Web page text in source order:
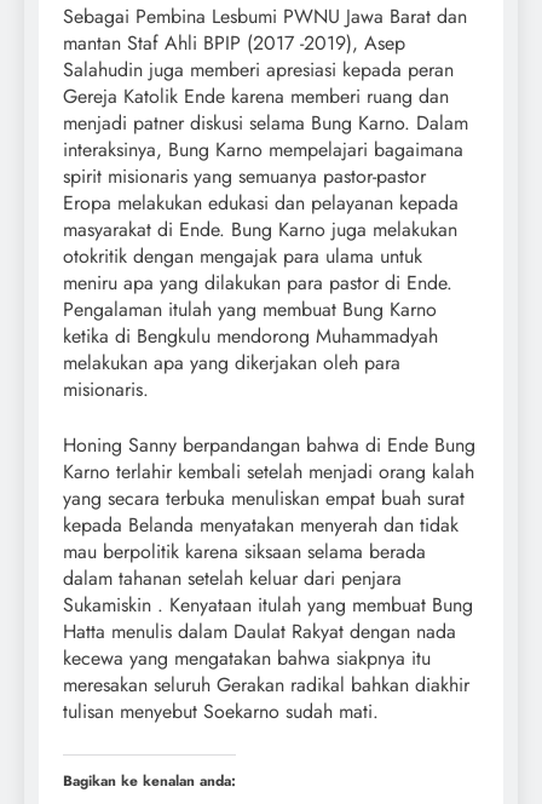
Sebagai Pembina Lesbumi PWNU Jawa Barat dan
mantan Staf Ahli BPIP (2017 -2019), Asep
Salahudin juga memberi apresiasi kepada peran
Gereja Katolik Ende karena memberi ruang dan
menjadi patner diskusi selama Bung Karno. Dalam
interaksinya, Bung Karno mempelajari bagaimana
spirit misionaris yang semuanya pastor-pastor
Eropa melakukan edukasi dan pelayanan kepada
masyarakat di Ende. Bung Karno juga melakukan
otokritik dengan mengajak para ulama untuk
meniru apa yang dilakukan para pastor di Ende.
Pengalaman itulah yang membuat Bung Karno
ketika di Bengkulu mendorong Muhammadyah
melakukan apa yang dikerjakan oleh para
misionaris.
Honing Sanny berpandangan bahwa di Ende Bung
Karno terlahir kembali setelah menjadi orang kalah
yang secara terbuka menuliskan empat buah surat
kepada Belanda menyatakan menyerah dan tidak
mau berpolitik karena siksaan selama berada
dalam tahanan setelah keluar dari penjara
Sukamiskin . Kenyataan itulah yang membuat Bung
Hatta menulis dalam Daulat Rakyat dengan nada
kecewa yang mengatakan bahwa siakpnya itu
meresakan seluruh Gerakan radikal bahkan diakhir
tulisan menyebut Soekarno sudah mati.
Bagikan ke kenalan anda: